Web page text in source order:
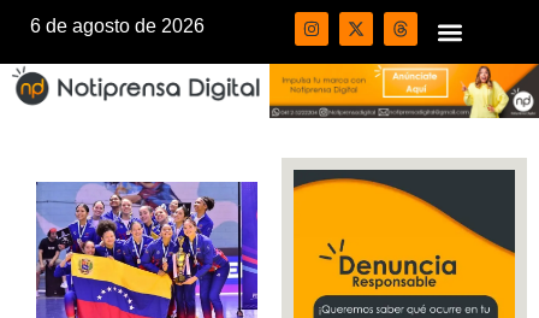
6 de agosto de 2026